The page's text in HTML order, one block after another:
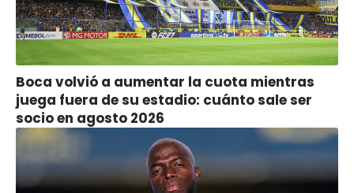
Boca volvió a aumentar la cuota mientras
juega fuera de su estadio: cuánto sale ser
socio en agosto 2026